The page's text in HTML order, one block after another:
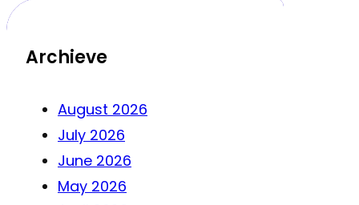
Archieve
August 2026
July 2026
June 2026
May 2026